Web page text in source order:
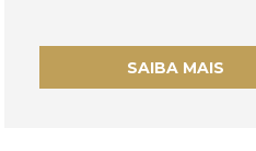
SAIBA MAIS